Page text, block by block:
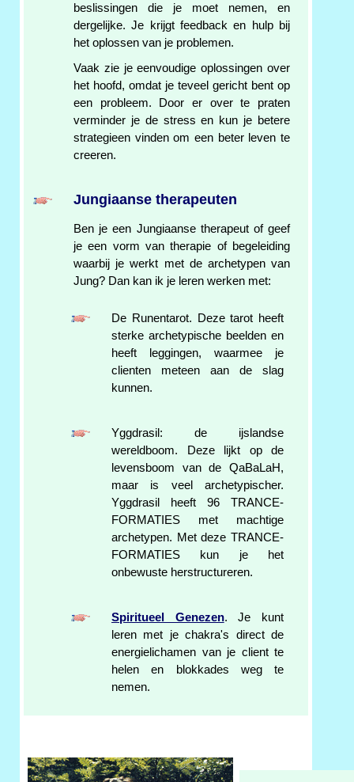
beslissingen die je moet nemen, en
dergelijke. Je krijgt feedback en hulp bij
het oplossen van je problemen.
Vaak zie je eenvoudige oplossingen over
het hoofd, omdat je teveel gericht bent op
een probleem. Door er over te praten
verminder je de stress en kun je betere
strategieen vinden om een beter leven te
creeren.
Jungiaanse therapeuten
Ben je een Jungiaanse therapeut of geef
je een vorm van therapie of begeleiding
waarbij je werkt met de archetypen van
Jung? Dan kan ik je leren werken met:
De Runentarot. Deze tarot heeft
sterke archetypische beelden en
heeft leggingen, waarmee je
clienten meteen aan de slag
kunnen.
Yggdrasil: de ijslandse
wereldboom. Deze lijkt op de
levensboom van de QaBaLaH,
maar is veel archetypischer.
Yggdrasil heeft 96 TRANCE-
FORMATIES met machtige
archetypen. Met deze TRANCE-
FORMATIES kun je het
onbewuste herstructureren.
Spiritueel Genezen. Je kunt
leren met je chakra's direct de
energielichamen van je client te
helen en blokkades weg te
nemen.